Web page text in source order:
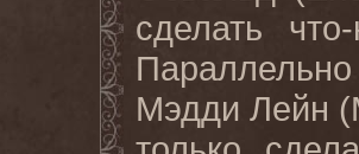
сделать
Мэдди Лейн